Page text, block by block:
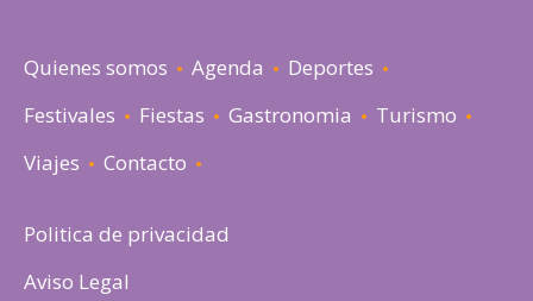
Quienes somos Agenda
Deportes
Festivales
Fiestas Gastronomia
Turismo
Viajes
Contacto
Politica de privacidad
Aviso Legal